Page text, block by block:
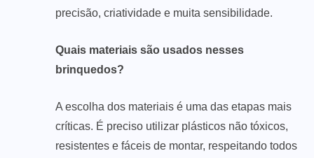
precisão, criatividade e muita sensibilidade.
Quais materiais são usados nesses
brinquedos?
A escolha dos materiais é uma das etapas mais
críticas. É preciso utilizar plásticos não tóxicos,
resistentes e fáceis de montar, respeitando todos